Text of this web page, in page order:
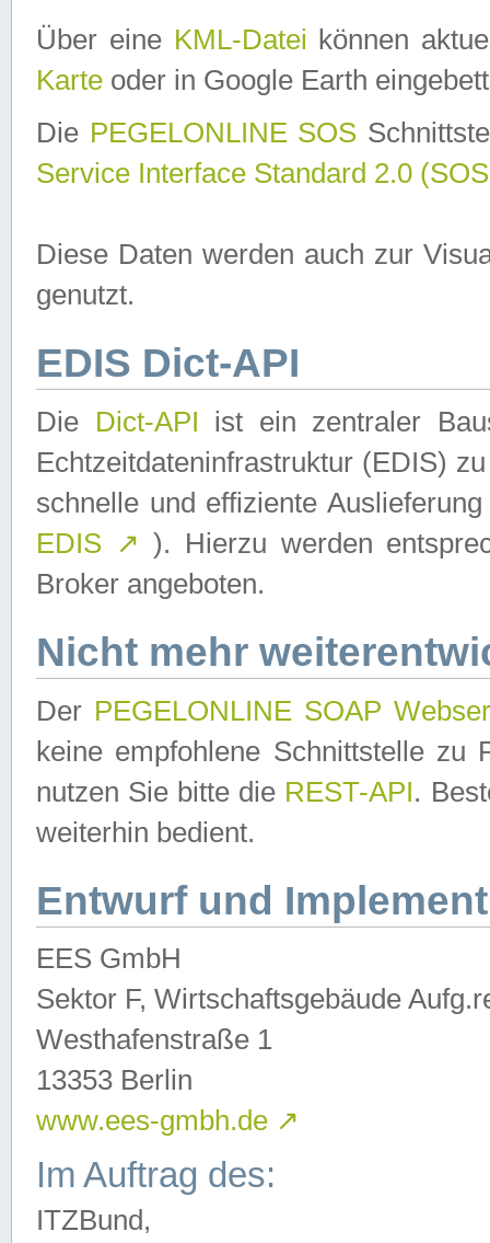
Über eine KML-Datei können
Karte oder in Google Earth
Die PEGELONLINE SOS
Service Interface Standard 2.0
Diese Daten werden auch zur
genutzt.
EDIS Dict-API
Die Dict-API ist ein zentraler
Echtzeitdateninfrastruktur (EDIS)
schnelle und effiziente
EDIS ↗ ). Hierzu werden
Broker angeboten.
Nicht mehr
Der PEGELONLINE SOAP
keine empfohlene Schnittstelle zu
nutzen Sie bitte die REST-API.
weiterhin bedient.
Entwurf und
EES GmbH
Sektor F, Wirtschaftsgebäude
Westhafenstraße 1
13353 Berlin
www.ees-gmbh.de ↗
Im Auftrag des:
ITZBund,